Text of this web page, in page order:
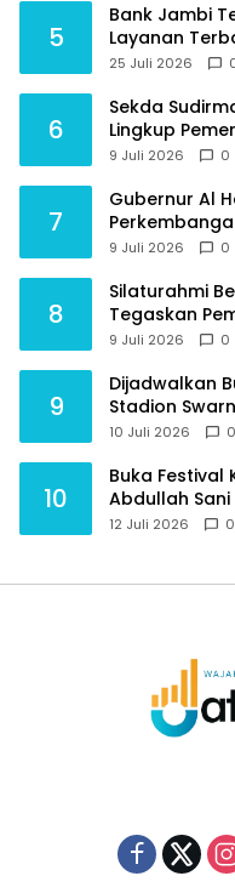
5
Bank Jambi
Layanan
ATM dan
25 Juli 2026
6
Sekda
Lingkup
9 Juli 2026 0
7
Gubernur Al
9 Juli 2026 0
8
Silaturahmi
Tegaskan
Purnawirawan
9 Juli 2026 0
9
Dijadwalkan
Stadion
Berlaga
10 Juli 2026 0
10
Buka Festival
Abdullah
Budaya dan
12 Juli 2026 0